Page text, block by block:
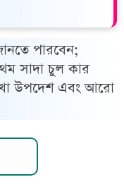
পারবেন;
সাদা চুল কার
উপদেশ এবং আরো